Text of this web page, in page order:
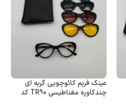
عینک فریم کائوچویی گربه ای
چندکاوره مغناطیسی TR90 کد